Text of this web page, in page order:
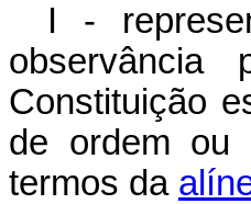
I -
observância
Constituição
de ordem ou
termos da